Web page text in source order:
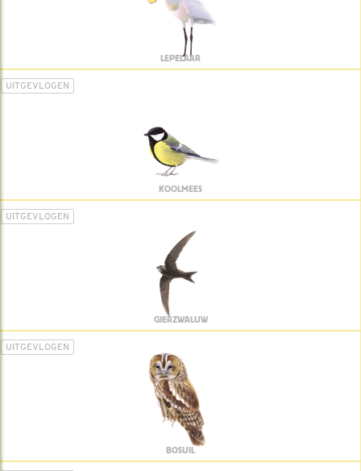
LEPELAAR
UITGEVLOGEN
KOOLMEES
UITGEVLOGEN
GIERZWALUW
UITGEVLOGEN
BOSUIL